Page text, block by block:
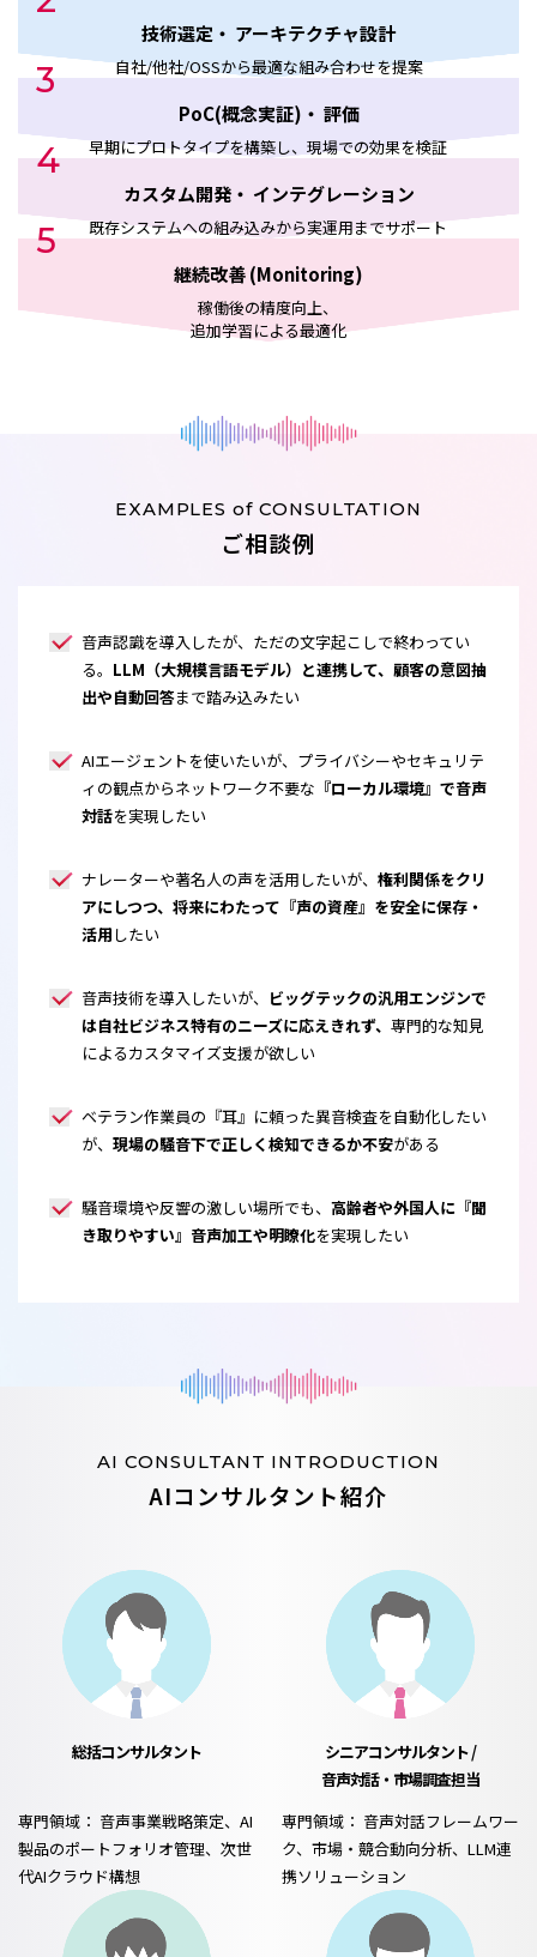
技術選定・ アーキテクチャ設計
自社/他社/OSSから最適な組み合わせを提案
3
PoC(概念実証)・ 評価
早期にプロトタイプを構築し、現場での効果を検証
4
カスタム開発・ インテグレーション
既存システムへの組み込みから実運用までサポート
5
継続改善(Monitoring)
稼働後の精度向上、
追加学習による最適化
EXAMPLES of CONSULTATION
ご相談例
音声認識を導入したが、ただの文字起こしで終わってい
る。 LLM（大規模言語モデル）と連携して、顧客の意図抽
出や自動回答まで踏み込みたい
AIエージェントを使いたいが、プライバシーやセキュリテ
ィの観点からネットワーク不要な 『ローカル環境』で音声
対話を実現したい
ナレーターや著名人の声を活用したいが、 権利関係をクリ
アにしつつ、将来にわたって『声の資産』を安全に保存・
活用 したい
音声技術を導入したいが、 ビッグテックの汎用エンジンで
は自社ビジネス特有のニーズに応えきれず、 専門的な知見
によるカスタマイズ支援が欲しい
ベテラン作業員の『耳』に頼った異音検査を自動化したい
が、 現場の騒音下で正しく検知できるか不安がある
騒音環境や反響の激しい場所でも、 高齢者や外国人に『聞
き取りやすい』音声加工や明瞭化を実現したい
AI CONSULTANT INTRODUCTION
AIコンサルタント紹介
総括コンサルタント
専門領域： 音声事業戦略策定、AI
製品のポートフォリオ管理、次世
代AIクラウド構想
シニアコンサルタント /
音声対話・市場調査担当
専門領域： 音声対話フレームワー
ク、市場・競合動向分析、LLM連
携ソリューション